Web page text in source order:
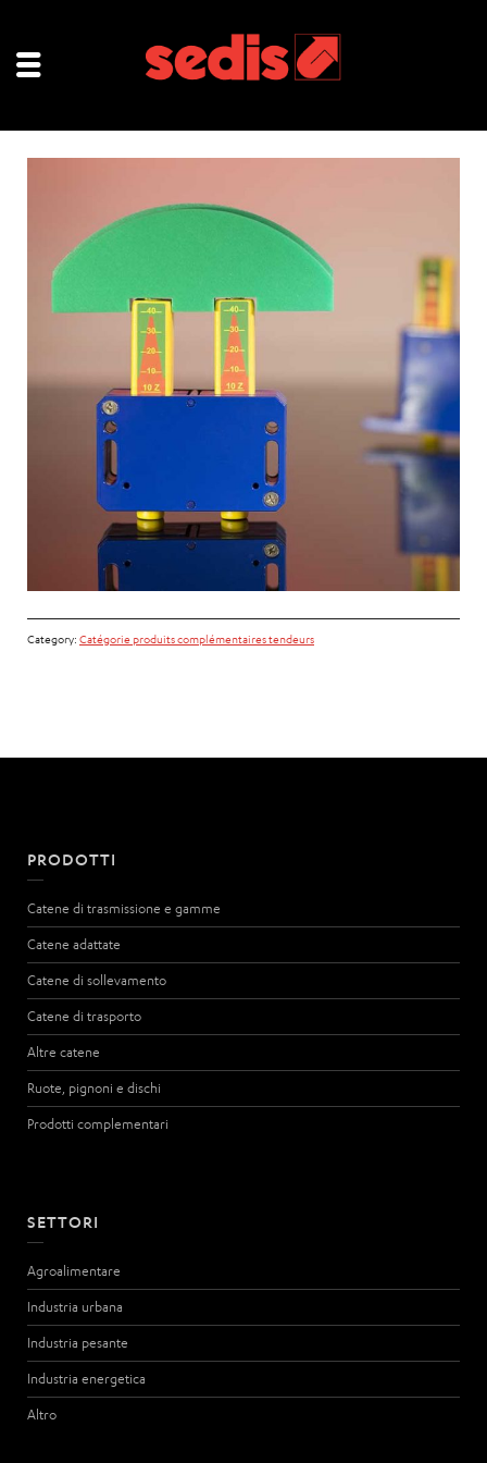
Category: Catégorie produits complémentaires tendeurs
PRODOTTI
Catene di trasmissione e gamme
Catene adattate
Catene di sollevamento
Catene di trasporto
Altre catene
Ruote, pignoni e dischi
Prodotti complementari
SETTORI
Agroalimentare
Industria urbana
Industria pesante
Industria energetica
Altro